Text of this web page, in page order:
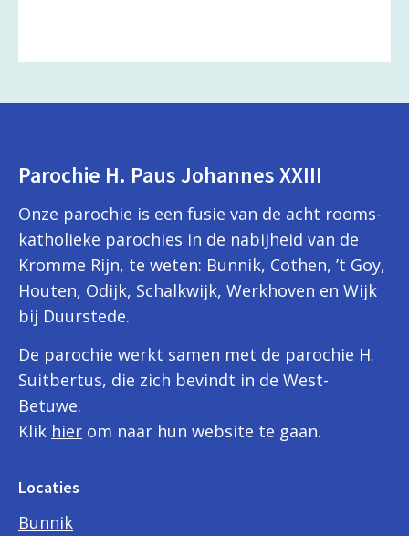
Parochie H. Paus Johannes XXIII
Onze parochie is een fusie van de acht rooms-
katholieke parochies in de nabijheid van de
Kromme Rijn, te weten: Bunnik, Cothen, ’t Goy,
Houten, Odijk, Schalkwijk, Werkhoven en Wijk
bij Duurstede.
De parochie werkt samen met de parochie H.
Suitbertus, die zich bevindt in de West-
Betuwe.
Klik hier om naar hun website te gaan.
Locaties
Bunnik